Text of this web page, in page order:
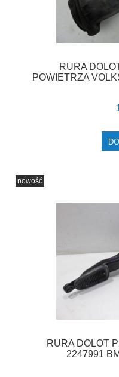
RURA
POWIETRZA
RURA DOLOT
2247991
nowość